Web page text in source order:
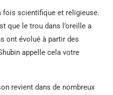
fois scientifique et religieuse.
que le trou dans l’oreille a
ont évolué à partir des
appelle cela votre
revient dans de nombreux